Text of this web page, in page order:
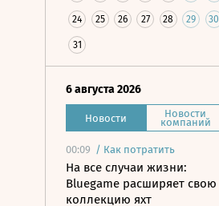
24 25 26 27 28 29 30
31
6 августа 2026
Новости Новости
компаний
00:09 / Как потратить
На все случаи жизни:
Bluegame расширяет свою
коллекцию яхт